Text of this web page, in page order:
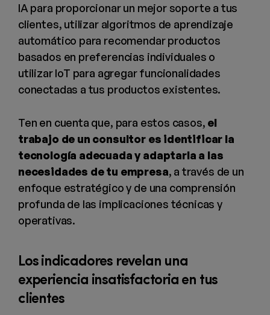
IA para proporcionar un mejor soporte a tus
clientes, utilizar algoritmos de aprendizaje
automático para recomendar productos
basados en preferencias individuales o
utilizar IoT para agregar funcionalidades
conectadas a tus productos existentes.
Ten en cuenta que, para estos casos, el
trabajo de un consultor es identificar la
tecnología adecuada y adaptarla a las
necesidades de tu empresa, a través de un
enfoque estratégico y de una comprensión
profunda de las implicaciones técnicas y
operativas.
Los indicadores revelan una
experiencia insatisfactoria en tus
clientes